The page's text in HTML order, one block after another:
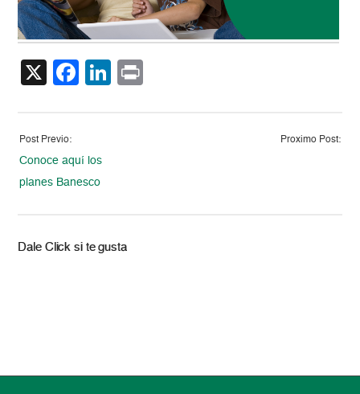
X Facebook
LinkedIn
Post Previo:
Conoce aquí los
planes Banesco
Proximo Post:
Dale Click si te gusta